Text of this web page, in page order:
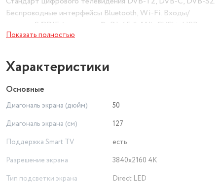
Беспроводные интерфейсы Bluetooth, Wi-Fi. Входы/
выходы S/PDIF (оптический), RJ-45 (LAN), CI/CI+, USB.
Количество USB 2. HDMI есть. Количество HDMI 3.
Показать полностью
Характеристики
Основные
Диагональ экрана (дюйм)
50
Диагональ экрана (см)
127
Поддержка Smart TV
есть
Разрешение экрана
3840x2160 4K
Тип подсветки экрана
Direct LED